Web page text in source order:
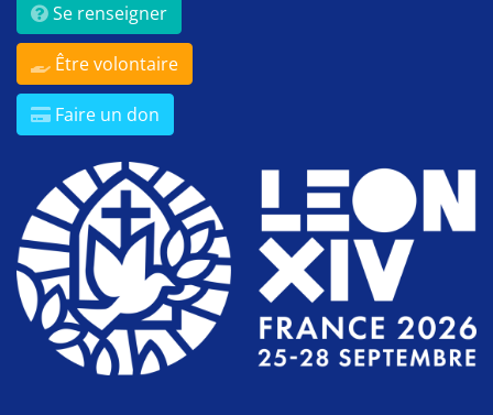
Se renseigner
Être volontaire
Faire un don